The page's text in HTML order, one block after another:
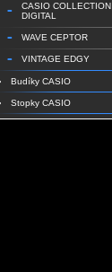
CASIO COLLECTION
DIGITAL
WAVE CEPTOR
VINTAGE EDGY
Budíky CASIO
Stopky CASIO